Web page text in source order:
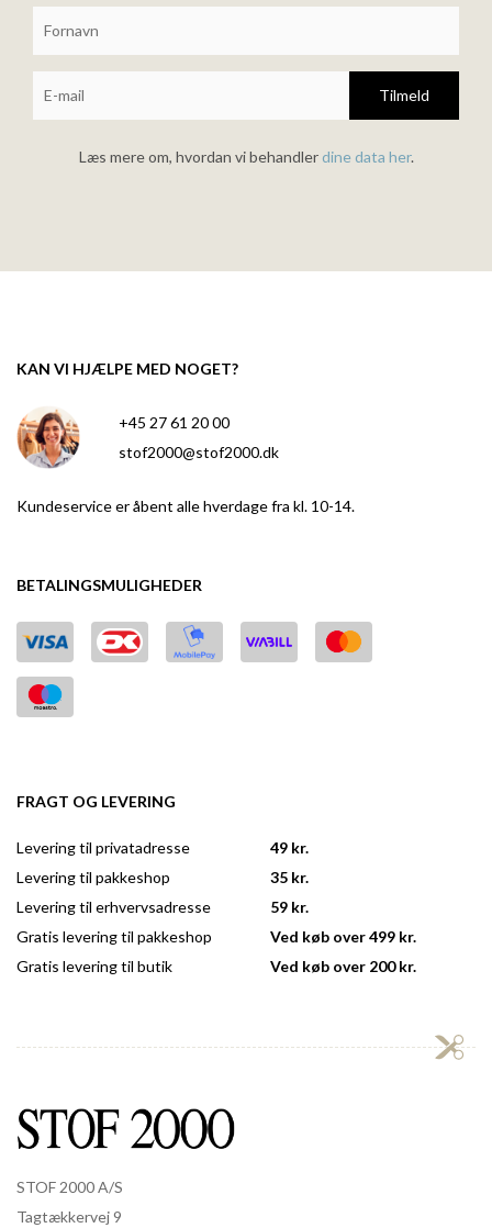
Tilmeld
Læs mere om, hvordan vi behandlerdine data her.
KAN VI HJÆLPE MED NOGET?
+45 27 61 20 00
stof2000@stof2000.dk
Kundeservice er åbent alle hverdage fra kl. 10-14.
BETALINGSMULIGHEDER
FRAGT OG LEVERING
Levering til privatadresse
Levering til pakkeshop
Levering til erhvervsadresse
Gratis levering til pakkeshop
Gratis levering til butik
49 kr.
35 kr.
59 kr.
Ved køb over 499 kr.
Ved køb over 200 kr.
STOF 2000 A/S
Tagtækkervej 9